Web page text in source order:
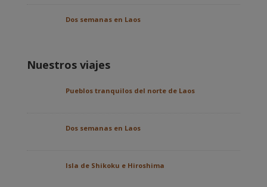
Dos semanas en Laos
Nuestros viajes
Pueblos tranquilos del norte de Laos
Dos semanas en Laos
Isla de Shikoku e Hiroshima